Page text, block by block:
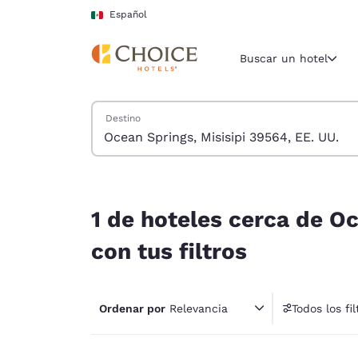
Pasar A Contenido Principal
Español
Región y
México
América
América
Buscar un hotel
Buscar hoteles
Destino
1 de hoteles cerca de
con tus filtros
Ordenar por Relevancia Todos los
1